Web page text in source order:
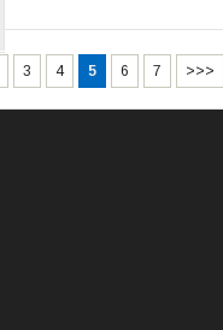
3 4 5 6 7 >>>